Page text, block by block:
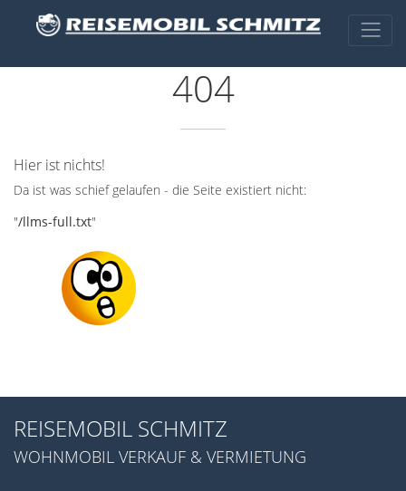
404
Hier ist nichts!
Da ist was schief gelaufen - die Seite existiert nicht:
"/llms-full.txt"
REISEMOBIL SCHMITZ
WOHNMOBIL VERKAUF & VERMIETUNG